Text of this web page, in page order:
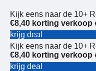
Kijk eens naar de 10+
€8,40 korting verkoop
krijg deal
Kijk eens naar de 10+
€8,40 korting verkoop
krijg deal